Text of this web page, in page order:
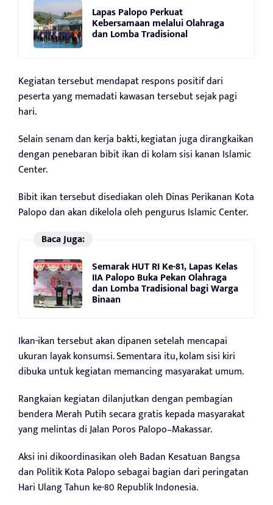
Lapas Palopo Perkuat
Kebersamaan melalui Olahraga
dan Lomba Tradisional
Kegiatan tersebut mendapat respons positif dari
peserta yang memadati kawasan tersebut sejak pagi
hari.
Selain senam dan kerja bakti, kegiatan juga dirangkaikan
dengan penebaran bibit ikan di kolam sisi kanan Islamic
Center.
Bibit ikan tersebut disediakan oleh Dinas Perikanan Kota
Palopo dan akan dikelola oleh pengurus Islamic Center.
Baca Juga:
Semarak HUT RI Ke-81, Lapas Kelas
IIA Palopo Buka Pekan Olahraga
dan Lomba Tradisional bagi Warga
Binaan
Ikan-ikan tersebut akan dipanen setelah mencapai
ukuran layak konsumsi. Sementara itu, kolam sisi kiri
dibuka untuk kegiatan memancing masyarakat umum.
Rangkaian kegiatan dilanjutkan dengan pembagian
bendera Merah Putih secara gratis kepada masyarakat
yang melintas di Jalan Poros Palopo–Makassar.
Aksi ini dikoordinasikan oleh Badan Kesatuan Bangsa
dan Politik Kota Palopo sebagai bagian dari peringatan
Hari Ulang Tahun ke-80 Republik Indonesia.